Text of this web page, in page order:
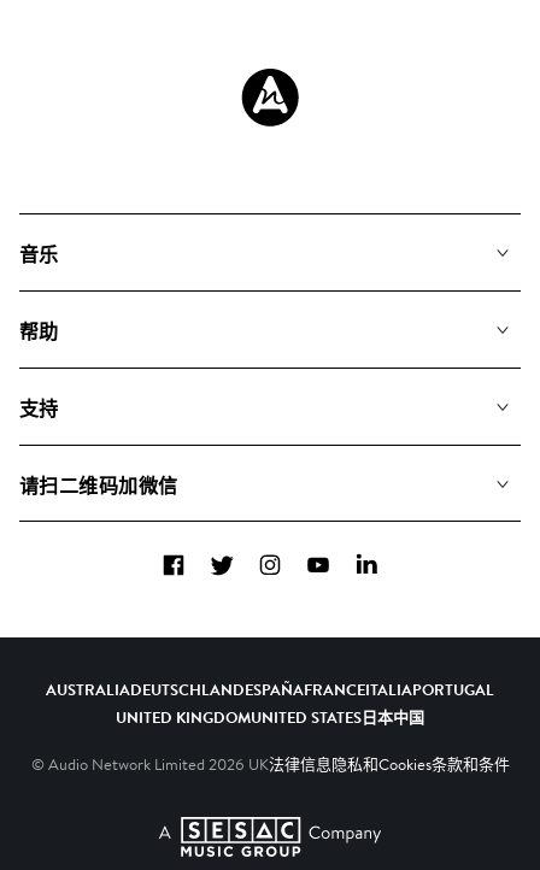
音乐
搜索
专辑
帮助
我们如何运用AI
支持
关于我们
请扫二维码加微信
FacebookTwitterInstagramYouTubeLinkedIn
AUSTRALIADEUTSCHLANDESPAÑAFRANCEITALIAPORTUGAL
UNITED KINGDOMUNITED STATES日本中国
© Audio Network Limited 2026 UK法律信息隐私和Cookies条款和条件
A SESAC Company